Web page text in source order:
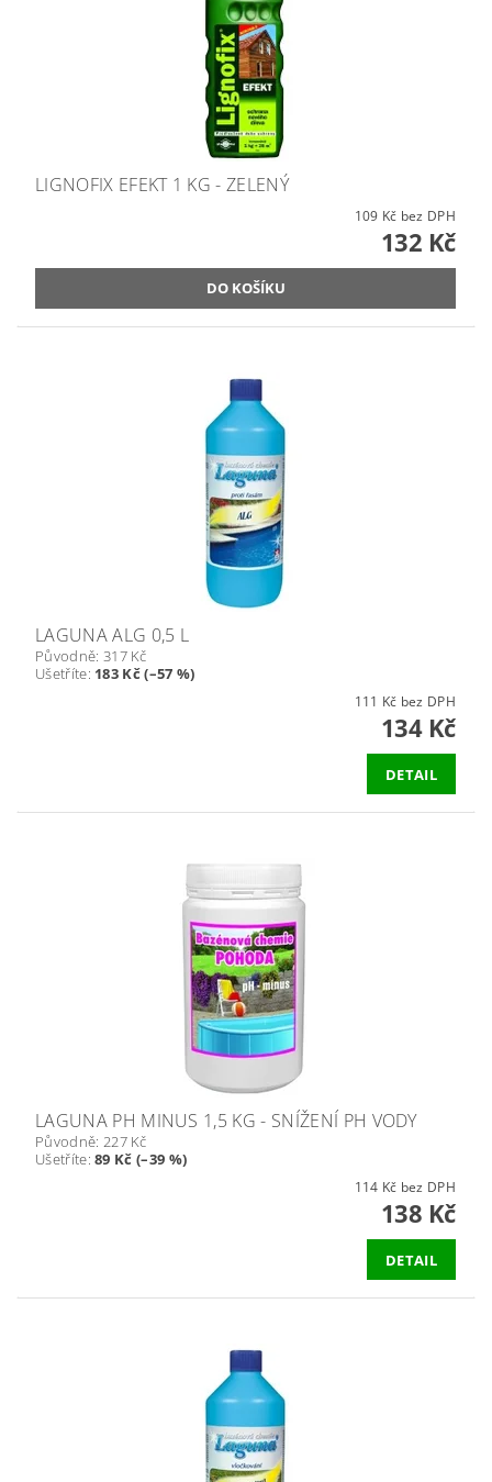
LIGNOFIX EFEKT 1 KG - ZELENÝ
109 Kč bez DPH
132 Kč
LAGUNA ALG 0,5 L
Původně: 317 Kč
Ušetříte: 183 Kč (–57 %)
111 Kč bez DPH
134 Kč
DETAIL
LAGUNA PH MINUS 1,5 KG - SNÍŽENÍ PH VODY
Původně: 227 Kč
Ušetříte:89 Kč (–39 %)
114 Kč bez DPH
138 Kč
DETAIL